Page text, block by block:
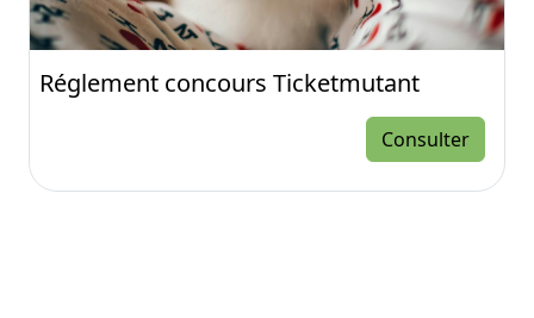
Réglement concours Ticketmutant
Consulter